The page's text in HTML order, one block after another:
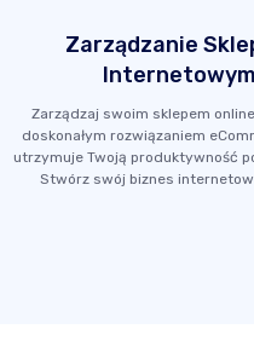
Zarządzanie
Internetowym
Zarządzaj swoim sklepem online
doskonałym rozwiązaniem
utrzymuje Twoją produktywność
Stwórz swój biznes